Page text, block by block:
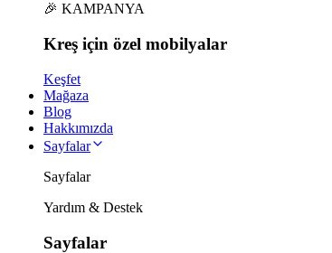
🎉 KAMPANYA
Kreş için özel mobilyalar
Keşfet
Mağaza
Blog
Hakkımızda
Sayfalar
Sayfalar
Yardım & Destek
Sayfalar